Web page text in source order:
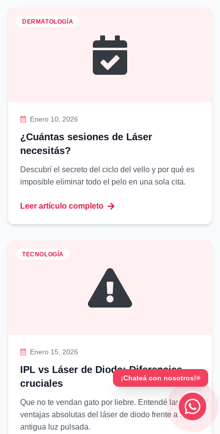
DERMATOLOGÍA
Enero 10, 2026
¿Cuántas sesiones de Láser
necesitás?
Descubrí el secreto del ciclo del vello y por qué es
imposible eliminar todo el pelo en una sola cita.
Leer artículo completo
TECNOLOGÍA
Enero 15, 2026
IPL vs Láser de Diodo: Diferencias
cruciales
Que no te vendan gato por liebre. Entendé las
ventajas absolutas del láser de diodo frente a la
antigua luz pulsada.
¡Chateá con nosotros!